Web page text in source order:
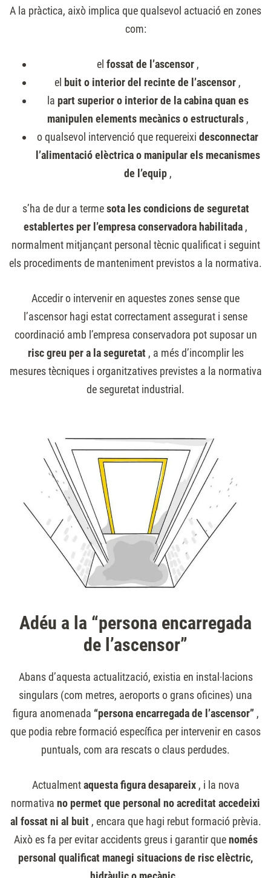
A la pràctica, això implica que qualsevol actuació en zones
com:
el fossat de l’ascensor,
el buit o interior del recinte de l’ascensor ,
la part superior o interior de la cabina quan es
manipulen elements mecànics o estructurals,
o qualsevol intervenció que requereixi desconnectar
l’alimentació elèctrica o manipular els mecanismes
de l’equip,
s’ha de dur a termesota les condicions de seguretat
establertes per l’empresa conservadora habilitada ,
normalment mitjançant personal tècnic qualificat i seguint
els procediments de manteniment previstos a la normativa.
Accedir o intervenir en aquestes zones sense que
l’ascensor hagi estat correctament assegurat i sense
coordinació amb l’empresa conservadora pot suposar un
risc greu per a la seguretat, a més d’incomplir les
mesures tècniques i organitzatives previstes a la normativa
de seguretat industrial.
Adéu a la “persona encarregada
de l’ascensor”
Abans d’aquesta actualització, existia en instal·lacions
singulars (com metres, aeroports o grans oficines) una
figura anomenada “persona encarregada de l’ascensor” ,
que podia rebre formació específica per intervenir en casos
puntuals, com ara rescats o claus perdudes.
Actualmentaquesta figura desapareix, i la nova
normativa no permet que personal no acreditat accedeixi
al fossat ni al buit, encara que hagi rebut formació prèvia.
Això es fa per evitar accidents greus i garantir quenomés
personal qualificat manegi situacions de risc elèctric,